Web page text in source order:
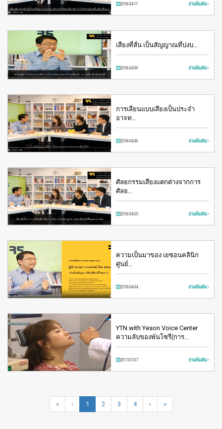
2018-04-11 อ่านเพิ่มเติม >
เสียงที่สั่น เป็นสัญญาณที่บ่งบ…
2018-04-09 อ่านเพิ่มเติม >
การเลียนแบบเสียงเป็นประจำ
อาจท…
2018-04-06 อ่านเพิ่มเติม >
ศัลยกรรมเสียงแตกต่างจากการ
ศัลย…
2018-04-05 อ่านเพิ่มเติม >
ความเป็นมาของ เยซอนคลินิก
ศูนย์…
2018-04-04 อ่านเพิ่มเติม >
YTN with Yeson Voice Center
ความลับของพันโซรี(การ…
2017-07-07 อ่านเพิ่มเติม >
« ‹ 1 2 3 4 › »